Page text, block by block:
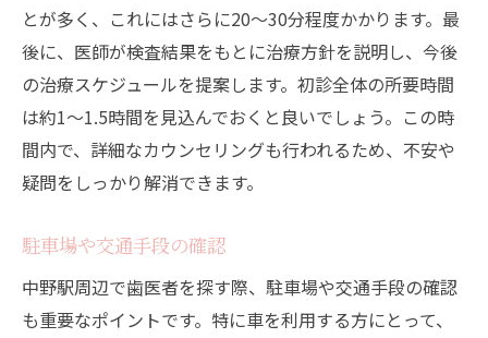
とが多く、これにはさらに20〜30分程度かかります。最
後に、医師が検査結果をもとに治療方針を説明し、今後
の治療スケジュールを提案します。初診全体の所要時間
は約1〜1.5時間を見込んでおくと良いでしょう。この時
間内で、詳細なカウンセリングも行われるため、不安や
疑問をしっかり解消できます。
駐車場や交通手段の確認
中野駅周辺で歯医者を探す際、駐車場や交通手段の確認
も重要なポイントです。特に車を利用する方にとって、